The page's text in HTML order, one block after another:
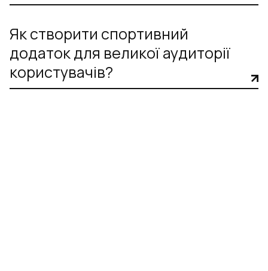
Як створити спортивний
додаток для великої аудиторії
користувачів?